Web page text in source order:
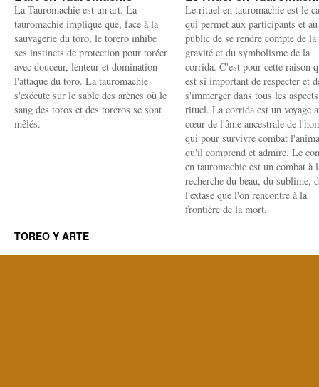
La Tauromachie est un art. La
tauromachie implique que, face à la
sauvagerie du toro, le torero inhibe
ses instincts de protection pour toréer
avec douceur, lenteur et domination
l'attaque du toro. La tauromachie
s'exécute sur le sable des arènes où le
sang des toros et des toreros se sont
mêlés.
Le rituel en tauromachie est le
qui permet aux participants et au
public de se rendre compte de la
gravité et du symbolisme de la
corrida. C'est pour cette raison
est si important de respecter et
s'immerger dans tous les
rituel. La corrida est un voyage
cœur de l'âme ancestrale de
qui pour survivre combat
qu'il comprend et admire. Le
en tauromachie est un combat à
recherche du beau, du sublime,
l'extase que l'on rencontre à la
frontière de la mort.
TOREO Y ARTE